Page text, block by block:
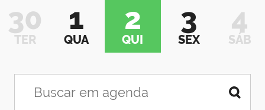
30
TER
1
QUA
2
QUI
3
SEX
4
SÁB